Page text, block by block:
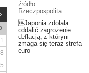
źródło:
Rzeczpospolita
Japonia zdołała
oddalić zagrożenie
deflacją, z którym
zmaga się teraz strefa
euro
1
8